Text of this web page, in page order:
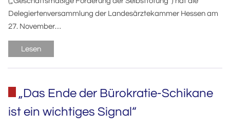
Delegiertenversammlung der Landesärztekammer Hessen am
27. November…
Lesen
„Das Ende der Bürokratie-Schikane
ist ein wichtiges Signal“